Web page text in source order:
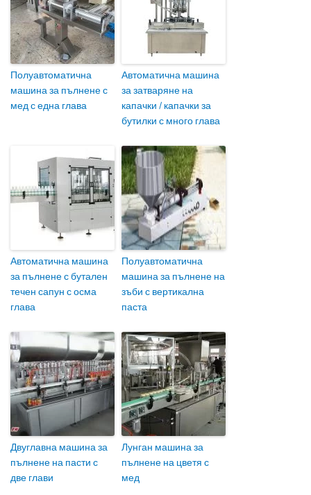
Полуавтоматична
машина за пълнене с
мед с една глава
Автоматична машина
за затваряне на
капачки / капачки за
бутилки с много глава
Автоматична машина
за пълнене с бутален
течен сапун с осма
глава
Полуавтоматична
машина за пълнене на
зъби с вертикална
паста
Двуглавна машина за
пълнене на пасти с
две глави
Лунган машина за
пълнене на цветя с
мед